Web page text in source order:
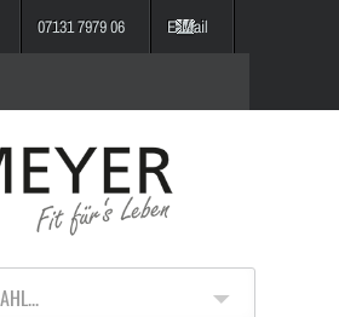
07131 7979 06 E-Mail